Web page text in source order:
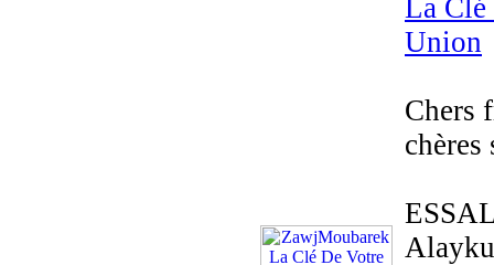
La Clé
Union
Chers
chères